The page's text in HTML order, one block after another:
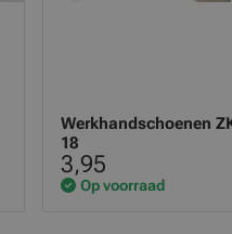
Werkhandschoenen
18
3,95
Op voorraad